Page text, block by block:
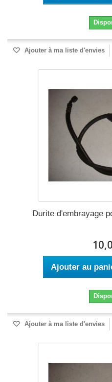
Ajouter à ma liste d'envies
Durite d'embrayage
Ajouter au
Ajouter à ma liste d'envies